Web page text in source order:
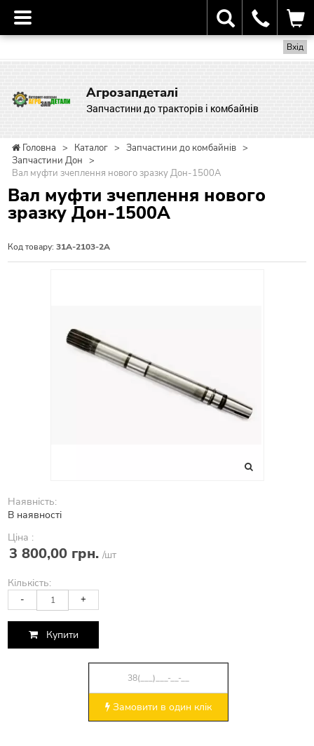
Вхід
Агрозапдеталі
Запчастини до тракторів і комбайнів
Головна > Каталог > Запчастини до комбайнів >
Запчастини Дон >
Вал муфти зчеплення нового зразку Дон-1500А
Вал муфти зчеплення нового
зразку Дон-1500А
Код товару: 31А-2103-2А
Наявність:
В наявності
Ціна :
3 800,00 грн. /шт
Кількість:
- +
Купити
Замовити в один клік